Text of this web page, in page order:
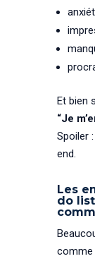
Et bien
“Je
Spoiler
end.
Les
do
comme